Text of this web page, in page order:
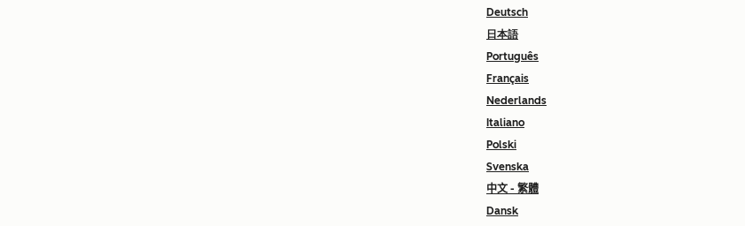
Deutsch
日本語
Português
Français
Nederlands
Italiano
Polski
Svenska
中文 - 繁體
Dansk